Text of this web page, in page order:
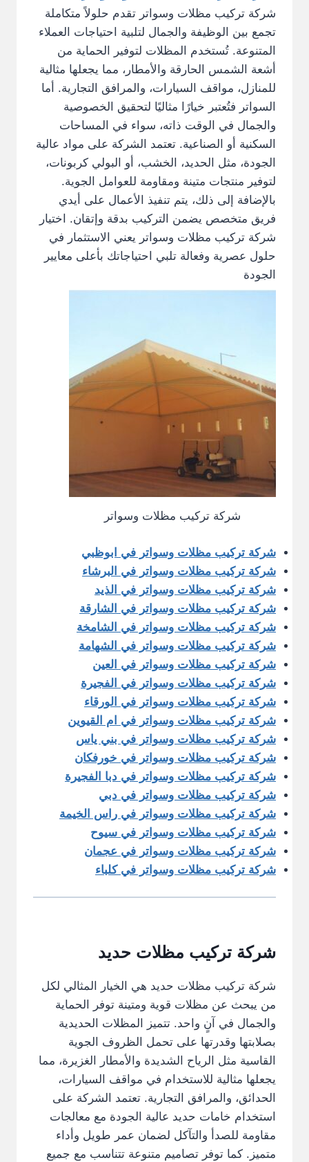
شركة تركيب مظلات وسواتر تقدم حلولاً متكاملة
تجمع بين الوظيفة والجمال لتلبية احتياجات العملاء
المتنوعة. تُستخدم المظلات لتوفير الحماية من
أشعة الشمس الحارقة والأمطار، مما يجعلها مثالية
للمنازل، مواقف السيارات، والمرافق التجارية. أما
السواتر فتُعتبر خيارًا مثاليًا لتحقيق الخصوصية
والجمال في الوقت ذاته، سواء في المساحات
السكنية أو الصناعية. تعتمد الشركة على مواد عالية
الجودة، مثل الحديد، الخشب، أو البولي كربونات،
لتوفير منتجات متينة ومقاومة للعوامل الجوية.
بالإضافة إلى ذلك، يتم تنفيذ الأعمال على أيدي
فريق متخصص يضمن التركيب بدقة وإتقان. اختيار
شركة تركيب مظلات وسواتر يعني الاستثمار في
حلول عصرية وفعالة تلبي احتياجاتك بأعلى معايير
الجودة
شركة تركيب مظلات وسواتر
شركة تركيب مظلات وسواتر في ابوظبي
شركة تركيب مظلات وسواتر في البرشاء
شركة تركيب مظلات وسواتر في الذيد
شركة تركيب مظلات وسواتر في الشارقة
شركة تركيب مظلات وسواتر في الشامخة
شركة تركيب مظلات وسواتر في الشهامة
شركة تركيب مظلات وسواتر في العين
شركة تركيب مظلات وسواتر في الفجيرة
شركة تركيب مظلات وسواتر في الورقاء
شركة تركيب مظلات وسواتر في ام القيوين
شركة تركيب مظلات وسواتر في بني ياس
شركة تركيب مظلات وسواتر في خورفكان
شركة تركيب مظلات وسواتر في دبا الفجيرة
شركة تركيب مظلات وسواتر في دبي
شركة تركيب مظلات وسواتر في راس الخيمة
شركة تركيب مظلات وسواتر في سيوح
شركة تركيب مظلات وسواتر في عجمان
شركة تركيب مظلات وسواتر في كلباء
شركة تركيب مظلات حديد
شركة تركيب مظلات حديد هي الخيار المثالي لكل
من يبحث عن مظلات قوية ومتينة توفر الحماية
والجمال في آنٍ واحد. تتميز المظلات الحديدية
بصلابتها وقدرتها على تحمل الظروف الجوية
القاسية مثل الرياح الشديدة والأمطار الغزيرة، مما
يجعلها مثالية للاستخدام في مواقف السيارات،
الحدائق، والمرافق التجارية. تعتمد الشركة على
استخدام خامات حديد عالية الجودة مع معالجات
مقاومة للصدأ والتآكل لضمان عمر طويل وأداء
متميز. كما توفر تصاميم متنوعة تتناسب مع جميع